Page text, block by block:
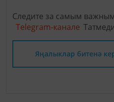
Следите за самым
Telegram-канале
Яңалыклар битенә